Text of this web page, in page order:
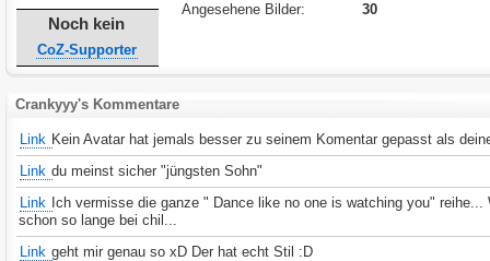
Noch kein
CoZ-Supporter
Angesehene Bilder:
30
Crankyyy's Kommentare
Link Kein Avatar hat jemals besser zu seinem Komentar gepasst als
Link du meinst sicher "jüngsten Sohn"
Link Ich vermisse die ganze " Dance like no one is watching you" reihe...
schon so lange bei chil...
Link geht mir genau so xD Der hat echt Stil :D